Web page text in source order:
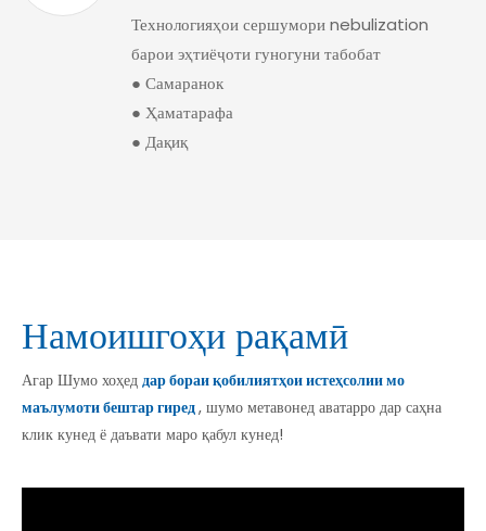
Технологияҳои сершумори nebulization
барои эҳтиёҷоти гуногуни табобат
● Самаранок
● Ҳаматарафа
● Дақиқ
Намоишгоҳи рақамӣ
Агар Шумо хоҳед дар бораи қобилиятҳои истеҳсолии мо
маълумоти бештар гиред, шумо метавонед аватарро дар саҳна
клик кунед ё даъвати маро қабул кунед!